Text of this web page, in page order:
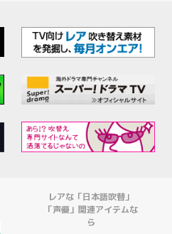
レアな「日本語吹替」
「声優」関連アイテムな
ら